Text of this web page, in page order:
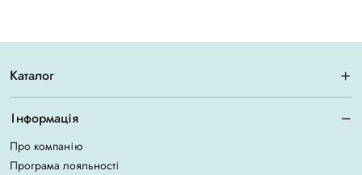
Каталог
Інформація
Про компанію
Програма лояльності